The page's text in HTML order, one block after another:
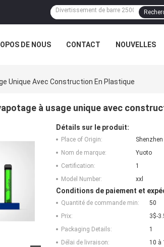
DE NOUS CONTACT NOUVELLES
Unique Avec Construction En Plastique
à usage unique avec
Détails sur le produit:
Place of Origin:
Nom de marque:
Yuoto
Certification:
1
Model Number:
xxl
Conditions de paiement et
Quantité de commande min:
50
Prix:
3$-
Packaging Details:
1
Délai de livraison:
10 à